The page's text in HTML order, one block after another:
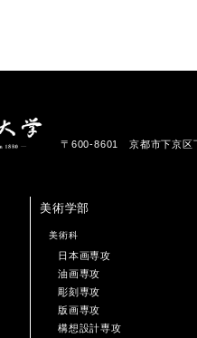
〒600-8601 京都市下京区
美術学部
美術科
日本画専攻
油画専攻
彫刻専攻
版画専攻
構想設計専攻